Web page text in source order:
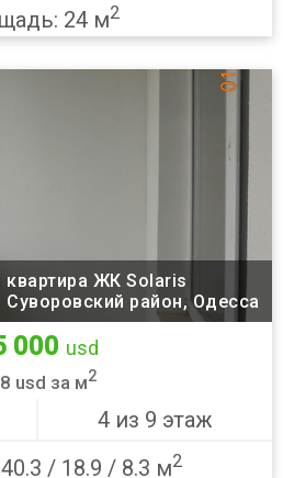
24 м2
квартира ЖК Solaris
Суворовский район, Одесса
000 usd
usd за м2
4 из 9 этаж
/ 18.9 / 8.3 м2